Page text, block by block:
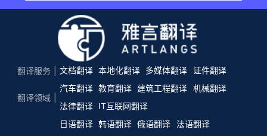
翻译服务 文档翻译 本地化翻译 多媒体翻译 证件翻译
翻译领域
汽车翻译 教育翻译 建筑工程翻译 机械翻译
法律翻译
IT互联网翻译
日语翻译 韩语翻译 俄语翻译
法语翻译